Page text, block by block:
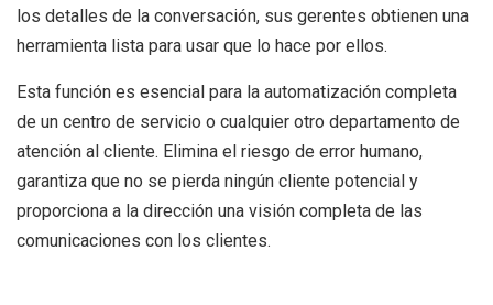
los detalles de la conversación, sus gerentes obtienen una
herramienta lista para usar que lo hace por ellos.
Esta función es esencial para la automatización completa
de un centro de servicio o cualquier otro departamento de
atención al cliente. Elimina el riesgo de error humano,
garantiza que no se pierda ningún cliente potencial y
proporciona a la dirección una visión completa de las
comunicaciones con los clientes.